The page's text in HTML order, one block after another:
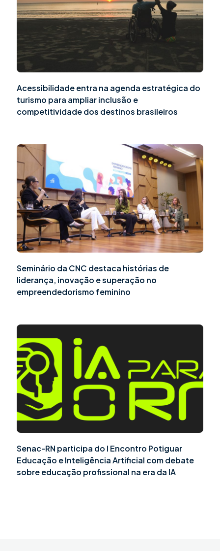
Acessibilidade entra na agenda estratégica do
turismo para ampliar inclusão e
competitividade dos destinos brasileiros
Seminário da CNC destaca histórias de
liderança, inovação e superação no
empreendedorismo feminino
Senac-RN participa do I Encontro Potiguar
Educação e Inteligência Artificial com debate
sobre educação profissional na era da IA